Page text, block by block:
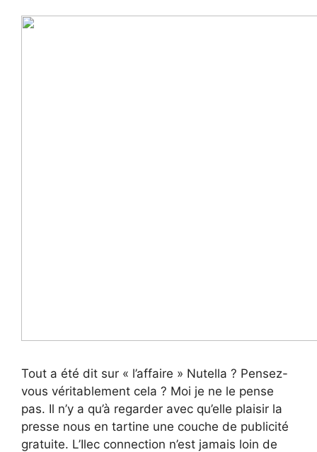
Tout a été dit sur « l’affaire » Nutella ? Pensez-
vous véritablement cela ? Moi je ne le pense
pas. Il n’y a qu’à regarder avec qu’elle plaisir la
presse nous en tartine une couche de publicité
gratuite. L’Ilec connection n’est jamais loin de